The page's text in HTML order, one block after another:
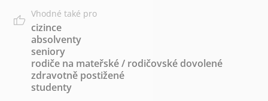
Vhodné také pro
cizince
absolventy
seniory
rodiče na mateřské / rodičovské dovolené
zdravotně postižené
studenty